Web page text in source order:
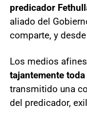
predicador
aliado del
comparte, y
Los medios
tajantemente
transmitido una
del predicador,